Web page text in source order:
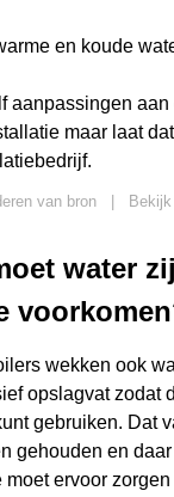
en koude
aanpassingen aan
maar laat
van bron
water
wekken ook
opslagvat zodat
gebruiken. Dat
gehouden en
moet ervoor